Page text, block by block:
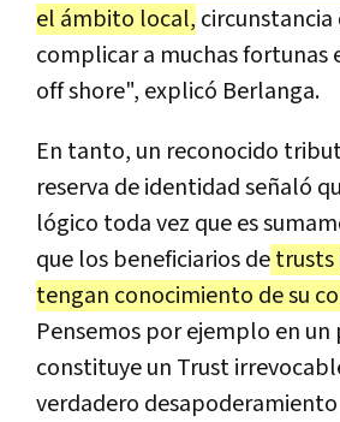
el ámbito local,
complicar a muchas fortunas
off shore", explicó Berlanga.
En tanto, un reconocido
reserva de identidad señaló
lógico toda vez que es
que los beneficiarios detrusts
tengan conocimiento de su
Pensemos por ejemplo en un
constituye un Trust
verdadero desapoderamiento